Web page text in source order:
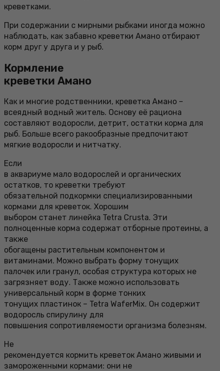
креветками.
При содержании с мирными рыбками иногда можно
наблюдать, как забавно креветки Амано отбирают
корм друг у друга и у рыб.
Кормление
креветки Амано
Как и многие родственники, креветка Амано –
всеядный водный житель. Основу её рациона
составляют водоросли, детрит, остатки корма для
рыб. Больше всего ракообразные предпочитают
мягкие водоросли и нитчатку.
Если
в аквариуме мало водорослей и органических
остатков, то креветки требуют
обязательной подкормки специализированными
кормами для креветок. Хорошим
выбором станет линейка Tetra Crusta. Эти
полноценные корма содержат отборные протеины, а
также
обогащены растительным компонентом и
витаминами. Можно выбрать форму тонущих
палочек или гранул, особая структура которых не
загрязняет воду. Также можно использовать
универсальный корм в форме тонких
тонущих пластинок – Tetra WaferMix. Он содержит
водоросль спирулину для
повышения сопротивляемости организма болезням.
Не
рекомендуется кормить креветок Амано живыми и
замороженными кормами: они не